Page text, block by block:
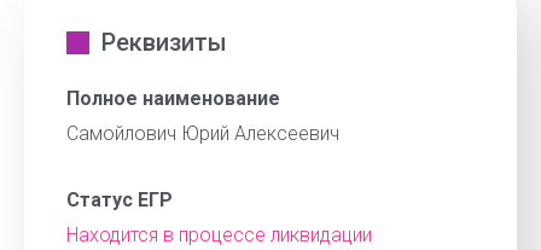
Реквизиты
Полное наименование
Самойлович Юрий Алексеевич
Статус ЕГР
Находится в процессе ликвидации